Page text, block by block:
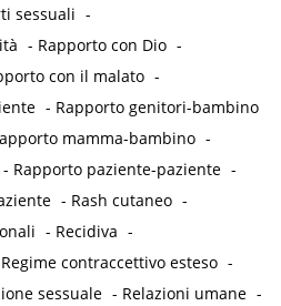
sessuali -
- Rapporto con Dio -
con il malato -
- Rapporto genitori-bambino
mamma-bambino -
- Rapporto paziente-paziente -
- Rash cutaneo -
- Recidiva -
Regime contraccettivo esteso -
sessuale - Relazioni umane -